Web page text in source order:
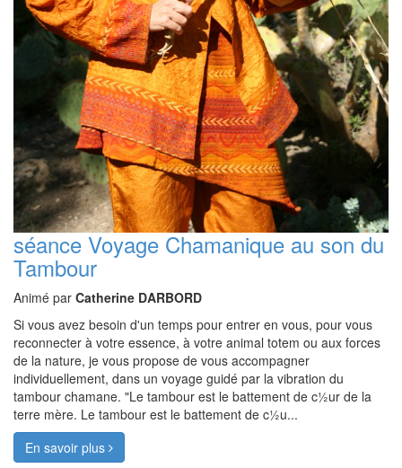
séance Voyage Chamanique au son du
Tambour
Animé par Catherine DARBORD
Si vous avez besoin d'un temps pour entrer en vous, pour vous
reconnecter à votre essence, à votre animal totem ou aux forces
de la nature, je vous propose de vous accompagner
individuellement, dans un voyage guidé par la vibration du
tambour chamane. "Le tambour est le battement de c½ur de la
terre mère. Le tambour est le battement de c½u...
En savoir plus